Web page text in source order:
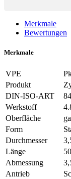
Merkmale
Bewertungen
Merkmale
VPE
Produkt
DIN-ISO-ART
84
Werkstoff
Oberfläche
Form
Durchmesser
Länge
50
Abmessung
Antrieb